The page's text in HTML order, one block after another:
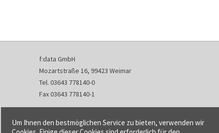
f:data GmbH
Mozartstraße 16, 99423 Weimar
Tel. 03643 778140-0
Fax 03643 778140-1
info@fdata.de
Kontakt
Um Ihnen den bestmöglichen Service zu bieten, verwenden wir